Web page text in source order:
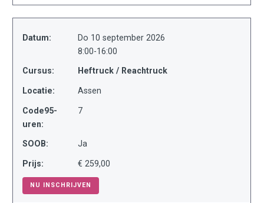
Datum:
Do 10 september 2026
8:00-16:00
Cursus: Heftruck / Reachtruck
Locatie: Assen
Code95-
uren:
7
SOOB: Ja
Prijs: € 259,00
NU INSCHRIJVEN